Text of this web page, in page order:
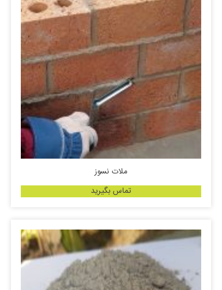
ملات نسوز
تماس بگیرید